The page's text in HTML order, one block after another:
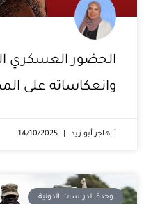
الحضور العسكري
وانعكاساته على
أ. هاجر أبو زيد
وحدة الدراسات الدولية